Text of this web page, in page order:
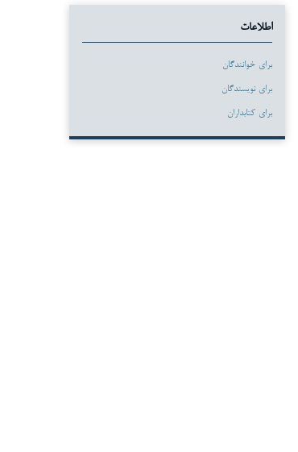
اطلاعات
برای خوانندگان
برای نویسندگان
برای کتابداران